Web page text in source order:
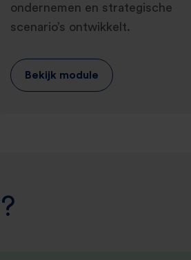
ondernemen en strategische
scenario’s ontwikkelt.
Bekijk module